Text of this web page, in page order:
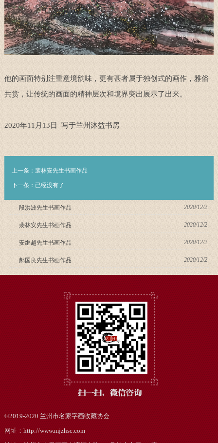
他的画面特别注重意境韵味，更有甚者属于独创式的画作，雅俗
共赏，让传统的画面的精神层次和境界突出展示了出来。
2020年11月13日 写于兰州沐益书房
上一条： 裴林安先生书画作品
下一条：已经没有了
2020/12/2
段洪波先生书画作品
2020/12/2
裴林安先生书画作品
2020/12/2
安继越先生书画作品
2020/12/2
郝国良先生书画作品
©2019-2020 兰州市名家字画收藏协会
网址：http://www.mjzhsc.com